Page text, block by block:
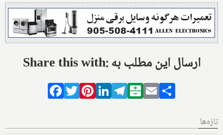
Share this with: ارسال این مطلب به
Facebook
TwitterPinterestLinkedIn
Telegram
Balatarin
Email
تازه‌ها